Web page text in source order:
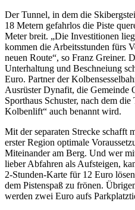
Der Tunnel, in dem die
18 Metern gefahrlos die Piste
Meter breit. „Die Investitionen
kommen die Arbeitsstunden fürs
neuen Route“, so Franz Greiner.
Unterhaltung und Beschneiung
Euro. Partner der
Ausrüster Dynafit, die Gemeinde
Sporthaus Schuster, nach dem
Kolbenlift“ auch benannt wird.
Mit der separaten Strecke schafft
erster Region optimale
Miteinander am Berg. Und wer
lieber Abfahren als Aufsteigen,
2-Stunden-Karte für 12 Euro
dem Pistenspaß zu frönen.
werden zwei Euro aufs